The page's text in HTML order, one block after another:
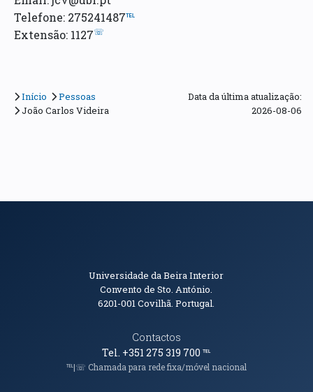
Telefone: 275241487℡
Extensão: 1127☏
Início
Pessoas
João Carlos Videira
Data da última atualização:
2026-08-06
Informações de Contacto
Universidade da Beira Interior
Convento de Sto. António.
6201-001Covilhã. Portugal.
Contactos
Tel. +351 275 319 700℡
℡|☏ Chamada para rede fixa/móvel nacional